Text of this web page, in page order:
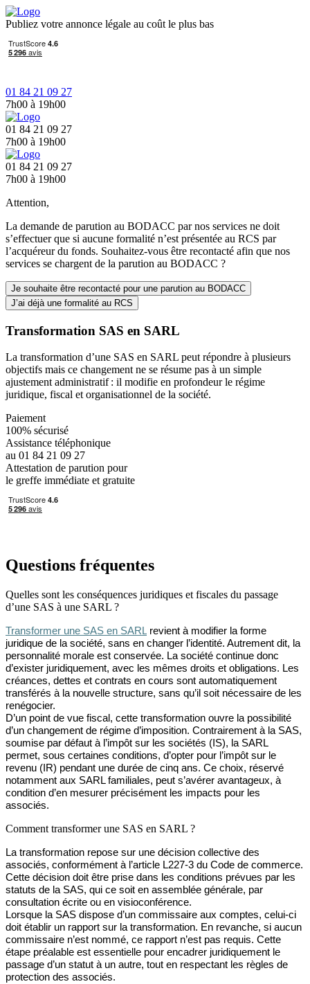
Publiez votre annonce légale au coût le plus bas
01 84 21 09 27
7h00 à 19h00
01 84 21 09 27
7h00 à 19h00
01 84 21 09 27
7h00 à 19h00
Attention,
La demande de parution au BODACC par nos services ne doit
s’effectuer que si aucune formalité n’est présentée au RCS par
l’acquéreur du fonds. Souhaitez-vous être recontacté afin que nos
services se chargent de la parution au BODACC ?
Je souhaite être recontacté pour une parution au BODACC
J’ai déjà une formalité au RCS
Transformation SAS en SARL
La transformation d’une SAS en SARL peut répondre à plusieurs
objectifs mais ce changement ne se résume pas à un simple
ajustement administratif : il modifie en profondeur le régime
juridique, fiscal et organisationnel de la société.
Paiement
100% sécurisé
Assistance téléphonique
au 01 84 21 09 27
Attestation de parution pour
le greffe immédiate et gratuite
Questions fréquentes
Quelles sont les conséquences juridiques et fiscales du passage
d’une SAS à une SARL ?
Transformer une SAS en SARL revient à modifier la forme
juridique de la société, sans en changer l’identité. Autrement dit, la
personnalité morale est conservée. La société continue donc
d’exister juridiquement, avec les mêmes droits et obligations. Les
créances, dettes et contrats en cours sont automatiquement
transférés à la nouvelle structure, sans qu’il soit nécessaire de les
renégocier.
D’un point de vue fiscal, cette transformation ouvre la possibilité
d’un changement de régime d’imposition. Contrairement à la SAS,
soumise par défaut à l’impôt sur les sociétés (IS), la SARL
permet, sous certaines conditions, d’opter pour l’impôt sur le
revenu (IR) pendant une durée de cinq ans. Ce choix, réservé
notamment aux SARL familiales, peut s’avérer avantageux, à
condition d’en mesurer précisément les impacts pour les
associés.
Comment transformer une SAS en SARL ?
La transformation repose sur une décision collective des
associés, conformément à l’article L227-3 du Code de commerce.
Cette décision doit être prise dans les conditions prévues par les
statuts de la SAS, qui ce soit en assemblée générale, par
consultation écrite ou en visioconférence.
Lorsque la SAS dispose d’un commissaire aux comptes, celui-ci
doit établir un rapport sur la transformation. En revanche, si aucun
commissaire n’est nommé, ce rapport n’est pas requis. Cette
étape préalable est essentielle pour encadrer juridiquement le
passage d’un statut à un autre, tout en respectant les règles de
protection des associés.